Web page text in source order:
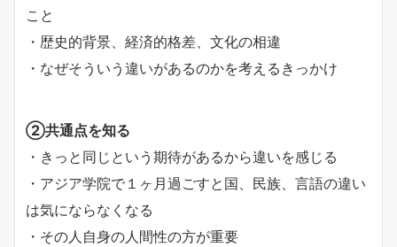
こと
・歴史的背景、経済的格差、文化の相違
・なぜそういう違いがあるのかを考えるきっかけ
②共通点を知る
・きっと同じという期待があるから違いを感じる
・アジア学院で１ヶ月過ごすと国、民族、言語の違い
は気にならなくなる
・その人自身の人間性の方が重要